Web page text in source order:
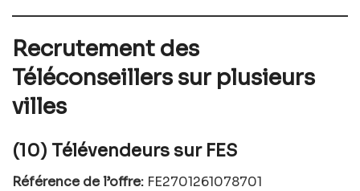
Recrutement des
Téléconseillers sur plusieurs
villes
(10) Télévendeurs sur FES
Référence de l’offre: FE2701261078701